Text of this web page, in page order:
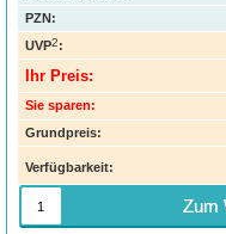
PZN:
UVP2:
Ihr Preis:
Sie sparen:
Grundpreis:
Verfügbarkeit:
Zum